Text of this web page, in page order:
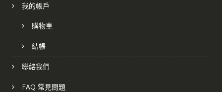
我的帳戶
購物車
結帳
聯絡我們
FAQ 常見問題